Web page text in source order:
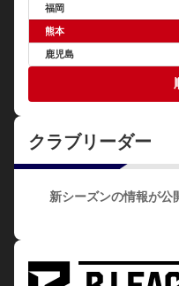
福岡
熊本
鹿児島
クラブリーダー
新シーズンの情報が公